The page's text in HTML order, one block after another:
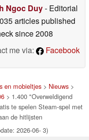
Ngoc Duy- Editorial
articles published
since 2008
me via:
Facebook
en mobieltjes> Nieuws>
> 1.400 "Overweldigend
te spelen Steam-spel met
de hitlijsten
2026-06- 3)